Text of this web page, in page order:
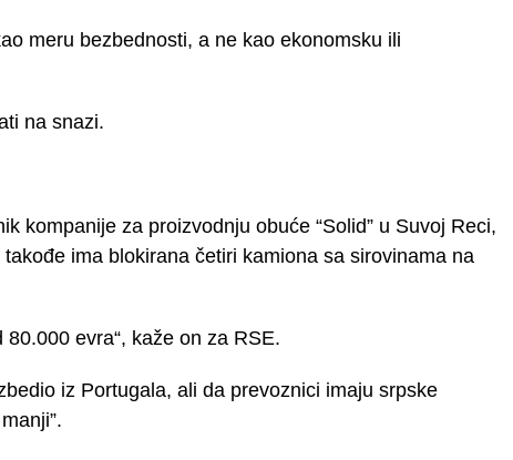
meru bezbednosti, a ne kao ekonomsku ili
na snazi.
kompanije za proizvodnju obuće “Solid” u Suvoj Reci,
ima blokirana četiri kamiona sa sirovinama na
evra“, kaže on za RSE.
iz Portugala, ali da prevoznici imaju srpske